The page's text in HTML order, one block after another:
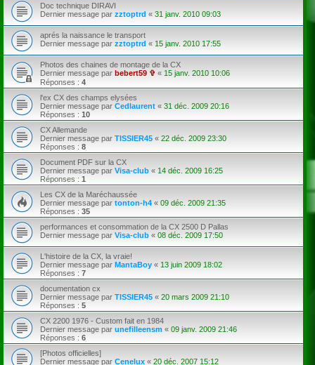
Doc technique DIRAVI
Dernier message par zztoptrd « 31 janv. 2010 09:03
aprés la naissance le transport
Dernier message par zztoptrd « 15 janv. 2010 17:55
Photos des chaines de montage de la CX
Dernier message par bebert59 ✞ « 15 janv. 2010 10:06
Réponses : 4
l'ex CX des champs elysées
Dernier message par Cedlaurent « 31 déc. 2009 20:16
Réponses : 10
CX Allemande
Dernier message par TISSIER45 « 22 déc. 2009 23:30
Réponses : 8
Document PDF sur la CX
Dernier message par Visa-club « 14 déc. 2009 16:25
Réponses : 1
Les CX de la Maréchaussée
Dernier message par tonton-h4 « 09 déc. 2009 21:35
Réponses : 35
performances et consommation de la CX 2500 D Pallas
Dernier message par Visa-club « 08 déc. 2009 17:50
L'histoire de la CX, la vraie!
Dernier message par MantaBoy « 13 juin 2009 18:02
Réponses : 7
documentation cx
Dernier message par TISSIER45 « 20 mars 2009 21:10
Réponses : 5
CX 2200 1976 - Custom fait en 1984
Dernier message par unefilleensm « 09 janv. 2009 21:46
Réponses : 6
[Photos officielles]
Dernier message par Cenelux « 20 déc. 2007 15:12